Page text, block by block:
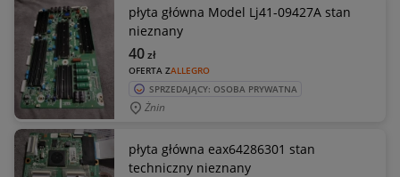
płyta główna Model Lj41-09427A stan
nieznany
OFERTA ZALLEGRO
40zł
SPRZEDAJĄCY: OSOBA PRYWATNA
Żnin
płyta główna eax64286301 stan
techniczny nieznany